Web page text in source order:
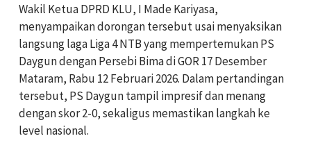
Wakil Ketua DPRD KLU, I Made Kariyasa,
menyampaikan dorongan tersebut usai menyaksikan
langsung laga Liga 4 NTB yang mempertemukan PS
Daygun dengan Persebi Bima di GOR 17 Desember
Mataram, Rabu 12 Februari 2026. Dalam pertandingan
tersebut, PS Daygun tampil impresif dan menang
dengan skor 2-0, sekaligus memastikan langkah ke
level nasional.